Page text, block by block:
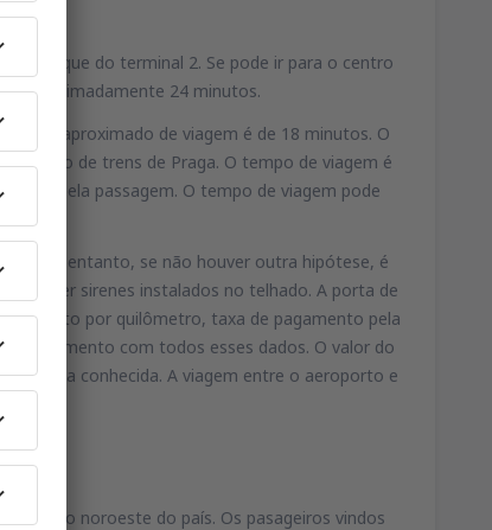
do terminal 2. Se pode ir para o centro
aproximadamente 24 minutos.
aproximado de viagem é de 18 minutos. O
de trens de Praga. O tempo de viagem é
pela passagem. O tempo de viagem pode
No entanto, se não houver outra hipótese, é
ter sirenes instalados no telhado. A porta de
por quilômetro, taxa de pagamento pela
pagamento com todos esses dados. O valor do
conhecida. A viagem entre o aeroporto e
para o noroeste do país. Os pasageiros vindos